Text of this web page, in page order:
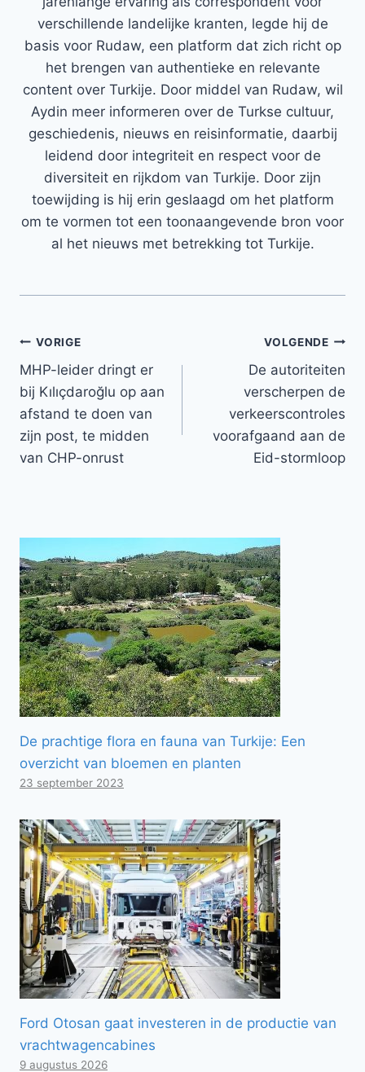
verschillende landelijke kranten, legde hij de
basis voor Rudaw, een platform dat zich richt op
het brengen van authentieke en relevante
content over Turkije. Door middel van Rudaw, wil
Aydin meer informeren over de Turkse cultuur,
geschiedenis, nieuws en reisinformatie, daarbij
leidend door integriteit en respect voor de
diversiteit en rijkdom van Turkije. Door zijn
toewijding is hij erin geslaagd om het platform
om te vormen tot een toonaangevende bron voor
al het nieuws met betrekking tot Turkije.
Bericht
navigatie
VORIGE
MHP-leider dringt er
bij Kılıçdaroğlu op aan
afstand te doen van
zijn post, te midden
van CHP-onrust
VOLGENDE
De autoriteiten
verscherpen de
verkeerscontroles
voorafgaand aan de
Eid-stormloop
De prachtige flora en fauna van Turkije: Een
overzicht van bloemen en planten
23 september 2023
Ford Otosan gaat investeren in de productie van
vrachtwagencabines
9 augustus 2026